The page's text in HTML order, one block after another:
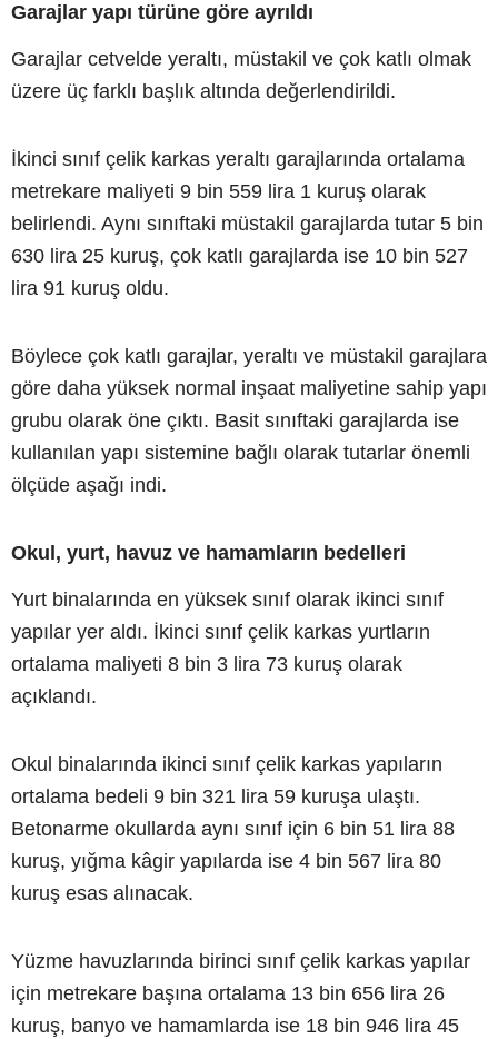
Garajlar yapı türüne göre ayrıldı
Garajlar cetvelde yeraltı, müstakil ve çok katlı olmak
üzere üç farklı başlık altında değerlendirildi.
İkinci sınıf çelik karkas yeraltı garajlarında ortalama
metrekare maliyeti 9 bin 559 lira 1 kuruş olarak
belirlendi. Aynı sınıftaki müstakil garajlarda tutar 5 bin
630 lira 25 kuruş, çok katlı garajlarda ise 10 bin 527
lira 91 kuruş oldu.
Böylece çok katlı garajlar, yeraltı ve müstakil garajlara
göre daha yüksek normal inşaat maliyetine sahip yapı
grubu olarak öne çıktı. Basit sınıftaki garajlarda ise
kullanılan yapı sistemine bağlı olarak tutarlar önemli
ölçüde aşağı indi.
Okul, yurt, havuz ve hamamların bedelleri
Yurt binalarında en yüksek sınıf olarak ikinci sınıf
yapılar yer aldı. İkinci sınıf çelik karkas yurtların
ortalama maliyeti 8 bin 3 lira 73 kuruş olarak
açıklandı.
Okul binalarında ikinci sınıf çelik karkas yapıların
ortalama bedeli 9 bin 321 lira 59 kuruşa ulaştı.
Betonarme okullarda aynı sınıf için 6 bin 51 lira 88
kuruş, yığma kâgir yapılarda ise 4 bin 567 lira 80
kuruş esas alınacak.
Yüzme havuzlarında birinci sınıf çelik karkas yapılar
için metrekare başına ortalama 13 bin 656 lira 26
kuruş, banyo ve hamamlarda ise 18 bin 946 lira 45